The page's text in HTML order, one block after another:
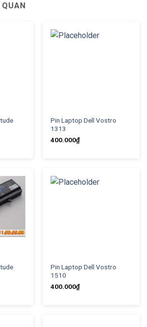
Pin Laptop Dell Vostro
1313
400.000₫
Pin Laptop Dell Vostro
1510
400.000₫